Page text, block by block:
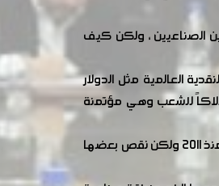
الصناعيين ، ولكن كيف
العالمية مثل الدولار
للشعب وهي مؤتمنة
وأوضح مدير المصالح العقارية بريف دمشق أن "السجلات العقارية الخاصة بمنطقة تل كردي موجودة في منطقة دوما، لافتاً إلى وجود ارشفة للوثائق العقارية منذ 2011 ولكن نقص بعضها